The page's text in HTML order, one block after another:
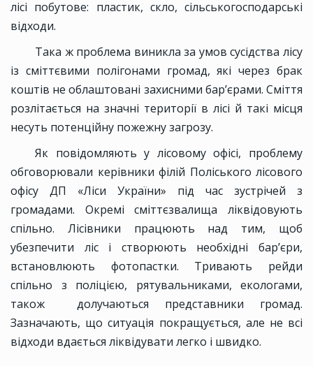
лісі побутове: пластик, скло, сільськогосподарські
відходи.
Така ж проблема виникла за умов сусідства лісу
із сміттєвими полігонами громад, які через брак
коштів не облаштовані захисними барʼєрами. Сміття
розлітається на значні території в лісі й такі місця
несуть потенційну пожежну загрозу.
Як повідомляють у лісовому офісі, проблему
обговорювали керівники філій Поліського лісового
офісу ДП «Ліси України» під час зустрічей з
громадами. Окремі сміттєзвалища ліквідовують
спільно. Лісівники працюють над тим, щоб
убезпечити ліс і створюють необхідні барʼєри,
встановлюють фотопастки. Тривають рейди
спільно з поліцією, рятувальниками, екологами,
також долучаються представники громад.
Зазначають, що ситуація покращується, але не всі
відходи вдається ліквідувати легко і швидко.